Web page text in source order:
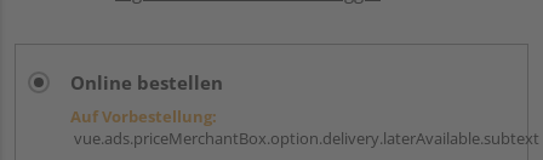
Online bestellen
Auf Vorbestellung:
vue.ads.priceMerchantBox.option.delivery.laterAvailable.subtext